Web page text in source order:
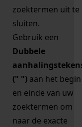
zoektermen uit te
sluiten.
Gebruik een
Dubbele
(" ") aan het begin
en einde van uw
zoektermen om
naar de exacte